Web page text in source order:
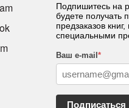
Подпишитесь на
будете получать
предзаказов
специальными
Ваш e-mail *
Подписаться